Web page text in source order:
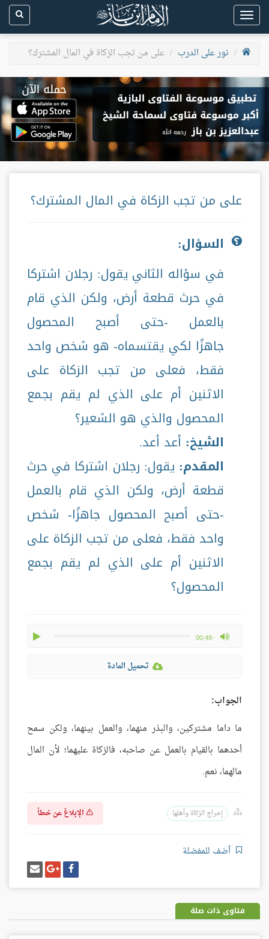
Toggle
navigation
نور على الدرب
على من تجب الزكاة في المال المشترك؟
على من تجب الزكاة في المال المشترك؟
السؤال:
في سؤاله الثاني يقول: رجلان اشتركا
في حرث قطعة أرض، ولكن الذي قام
بالعمل -حتى أصبح المحصول
جاهزًا لكي يقتسماه- هو شخص واحد
فقط، فعلى من تجب الزكاة على
الاثنين أم على الذي لم يقم بجمع
المحصول والذي هو الشعير؟
الشيخ: أعد أعد.
المقدم: يقول: رجلان اشتركا في حرث
قطعة أرض، ولكن الذي قام بالعمل
-حتى أصبح المحصول جاهزًا- شخص
واحد فقط، فعلى من تجب الزكاة على
الاثنين أم على الذي لم يقم بجمع
المحصول؟
-00:48
max volume
تحميل المادة
الجواب:
ما داما مشتركين، والبذر منهما، والعمل بينهما، ولكن سمح
أحدهما بالقيام بالعمل عن صاحبه، فالزكاة عليهما؛ لأن المال
مالهما، نعم.
إخراج الزكاة وأهلها الإبلاغ عن خطأ
أضف للمفضلة
شارك
على
فيسبوك
شارك
على
غوغل
بلس
إرسل
إيميل
فتاوى ذات صلة